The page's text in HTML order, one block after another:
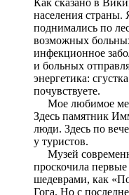
Как сказано в
населения
поднимались по
возможных
инфекционное
и больных
энергетика:
почувствуете.
Мое любимое
Здесь памятник
люди. Здесь по
у туристов.
Музей
проскочила
шедеврами, как
Гога. Но с